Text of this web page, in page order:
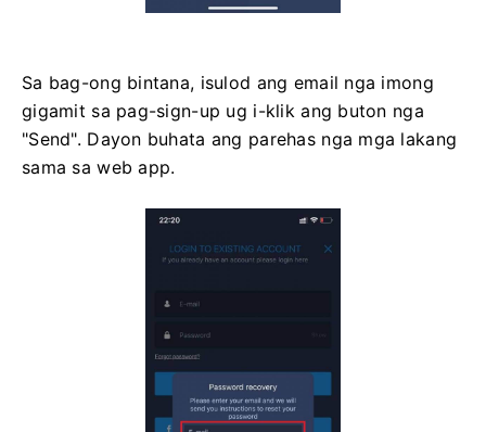
Sa bag-ong bintana, isulod ang email nga imong
gigamit sa pag-sign-up ug i-klik ang buton nga
"Send". Dayon buhata ang parehas nga mga lakang
sama sa web app.